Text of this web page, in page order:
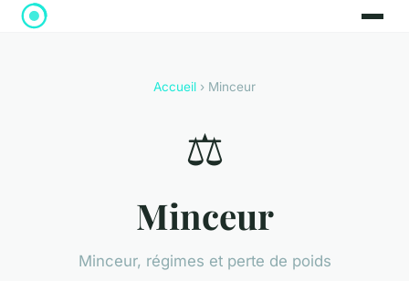
Accueil › Minceur
⚖️
Minceur
Minceur, régimes et perte de poids